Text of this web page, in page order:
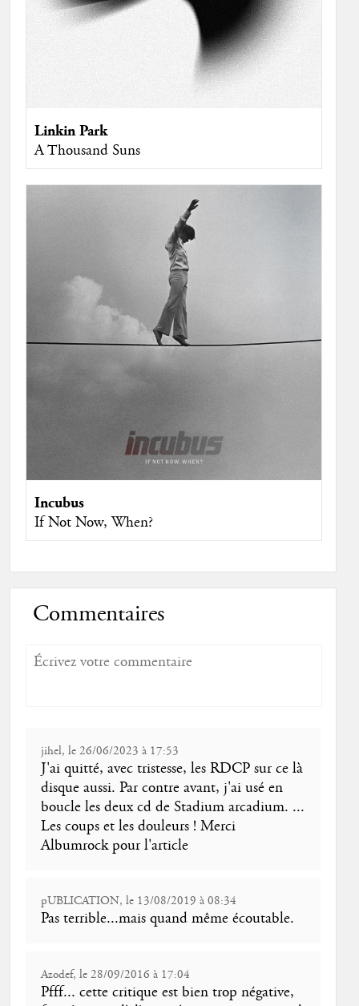
Linkin Park
A Thousand Suns
Incubus
If Not Now, When?
Commentaires
jihel, le 26/06/2023 à 17:53
J'ai quitté, avec tristesse, les RDCP sur ce là
disque aussi. Par contre avant, j'ai usé en
boucle les deux cd de Stadium arcadium. ...
Les coups et les douleurs ! Merci
Albumrock pour l'article
pUBLICATION, le 13/08/2019 à 08:34
Pas terrible...mais quand même écoutable.
Azodef, le 28/09/2016 à 17:04
Pfff... cette critique est bien trop négative,